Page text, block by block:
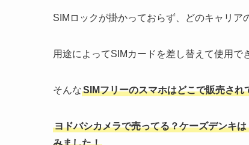
SIMロックが掛かっておらず、どのキャリア
用途によってSIMカードを差し替えて使用で
そんなSIMフリーのスマホはどこで販売され
ヨドバシカメラで売ってる？ケーズデンキは